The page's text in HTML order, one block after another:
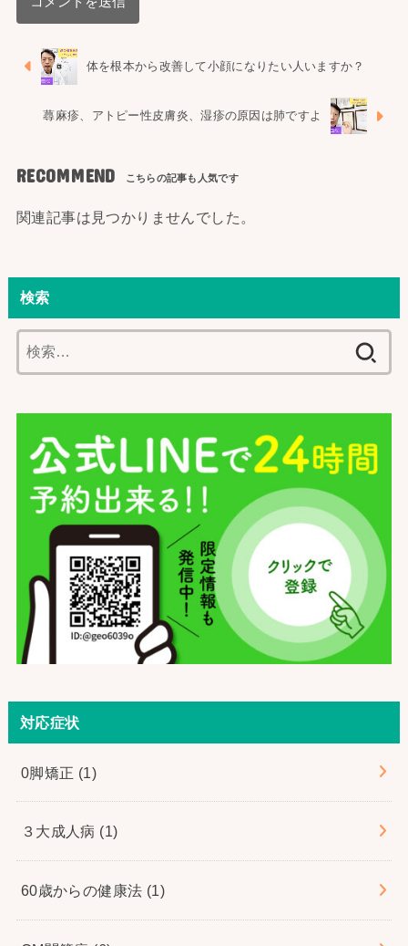
体を根本から改善して小顔になりたい人いますか？
蕁麻疹、アトピー性皮膚炎、湿疹の原因は肺ですよ
RECOMMEND
関連記事は見つかりませんでした。
検索
索:
対応症状
0脚矯正 (1)
３大成人病 (1)
60歳からの健康法 (1)